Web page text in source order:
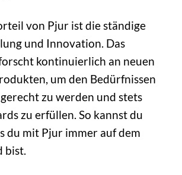
von Pjur ist die ständige
und Innovation. Das
kontinuierlich an neuen
um den Bedürfnissen
zu werden und stets
zu erfüllen. So kannst du
du mit Pjur immer auf dem
bist.